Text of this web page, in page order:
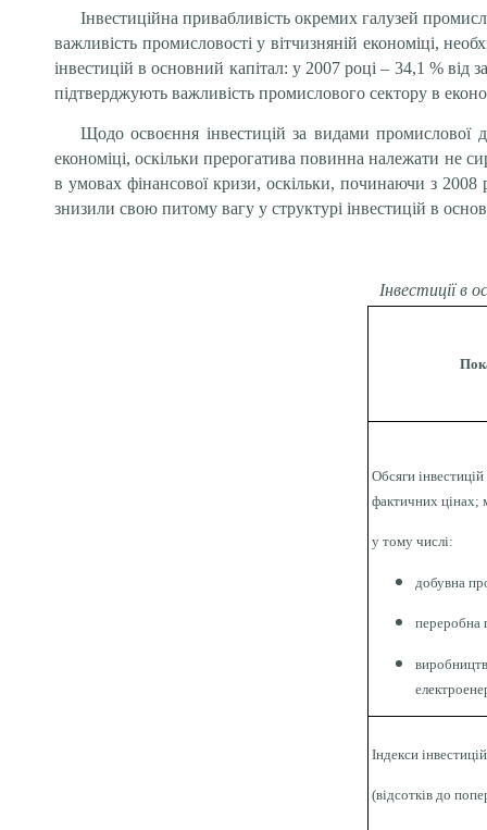
Інвестиційна привабливість окремих галузей
важливість промисловості у вітчизняній економіці,
інвестицій в основний капітал: у 2007 році – 34,1 %
підтверджують важливість промислового сектору в
Щодо освоєння інвестицій за видами промислової
економіці, оскільки прерогатива повинна належати не
в умовах фінансової кризи, оскільки, починаючи з 2008
знизили свою питому вагу у структурі інвестицій в
Інвестиції в
Обсяги
фактичних цінах;
у тому числі:
добувна
переробна
Індекси
(відсотків до